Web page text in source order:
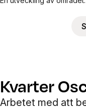
Kvarter
Arbetet med att